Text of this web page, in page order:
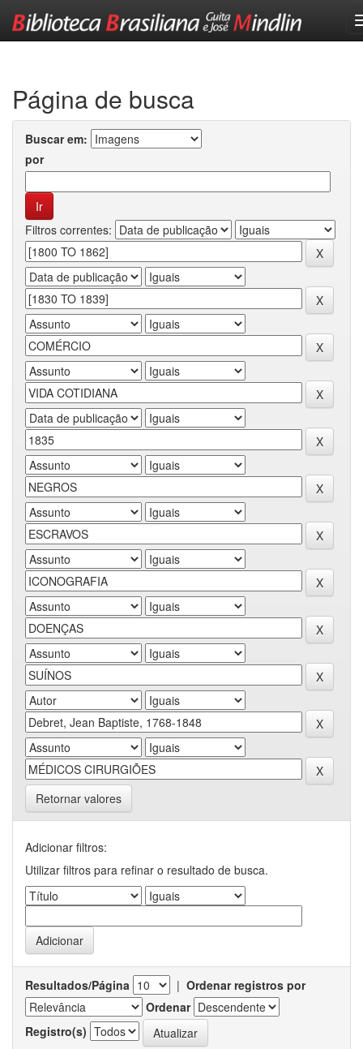
Página de busca
Buscar em:
por
Filtros correntes:
Retornar valores
Adicionar filtros:
Utilizar filtros para refinar o resultado de busca.
Resultados/Página | Ordenar registros por
Ordenar
Registro(s)